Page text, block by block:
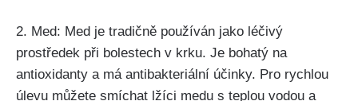
2. ‌Med: Med ⁢je tradičně používán jako léčivý
prostředek‍ při bolestech ⁤v krku. Je bohatý ‌na
antioxidanty a má ⁣antibakteriální ⁤účinky. Pro ‍rychlou
úlevu můžete smíchat lžíci​ medu​ s teplou⁣ vodou⁣ a